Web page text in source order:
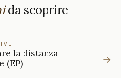
da scoprire
la distanza
(EP)
→